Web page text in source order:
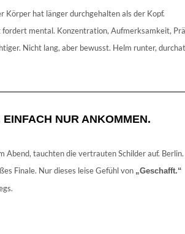
Körper hat länger durchgehalten als der Kopf.
mental. Konzentration, Aufmerksamkeit,
Nicht lang, aber bewusst. Helm runter,
NUR ANKOMMEN.
Abend, tauchten die vertrauten Schilder auf. Berlin.
Finale. Nur dieses leise Gefühl von „Geschafft.“